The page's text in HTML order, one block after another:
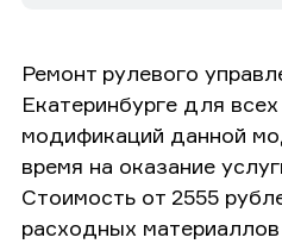
Ремонт рулевого
Екатеринбурге для
модификаций данной
время на оказание
Стоимость от 2555
расходных